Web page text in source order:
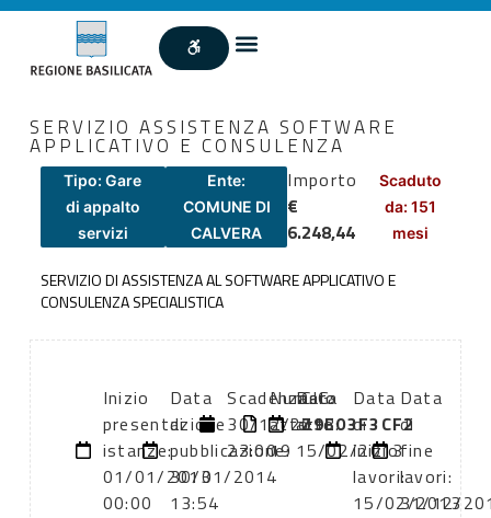
SERVIZIO ASSISTENZA SOFTWARE
APPLICATIVO E CONSULENZA
Tipo: Gare
di appalto
servizi
Ente:
COMUNE DI
CALVERA
Importo
€
6.248,44
Scaduto
da: 151
mesi
SERVIZIO DI ASSISTENZA AL SOFTWARE APPLICATIVO E
CONSULENZA SPECIALISTICA
Inizio
presentazione
istanze:
01/01/2013
00:00
Data
di
pubblicazione:
30/01/2014
13:54
Scadenza:
30/12/2013
23:00
Numero
atto:
19
Data
atto:
15/02/2013
CIG:
Z9E03F3CF2
Data
di
inizio
lavori:
15/02/2013
Data
di
fine
lavori:
31/12/